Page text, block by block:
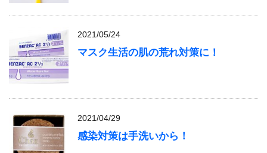
2021/05/24
マスク生活の肌の荒れ対策に！
2021/04/29
感染対策は手洗いから！